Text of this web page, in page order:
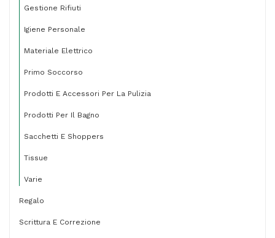
Gestione Rifiuti
Igiene Personale
Materiale Elettrico
Primo Soccorso
Prodotti E Accessori Per La Pulizia
Prodotti Per Il Bagno
Sacchetti E Shoppers
Tissue
Varie
Regalo
Scrittura E Correzione